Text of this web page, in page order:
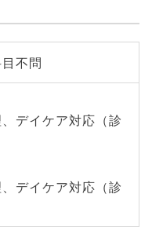
不問
デイケア対応（診
デイケア対応（診